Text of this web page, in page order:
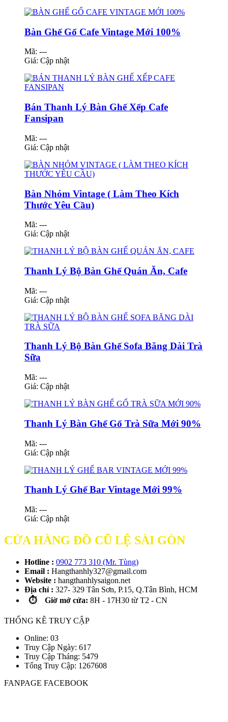
Bàn Ghế Gổ Cafe Vintage Mới 100%
Mã: ---
Giá: Cập nhật
Bán Thanh Lý Bàn Ghế Xếp Cafe
Fansipan
Mã: ---
Giá: Cập nhật
Bàn Nhóm Vintage ( Làm Theo Kích
Thước Yêu Cầu)
Mã: ---
Giá: Cập nhật
Thanh Lý Bộ Bàn Ghế Quán Ăn, Cafe
Mã: ---
Giá: Cập nhật
Thanh Lý Bộ Bàn Ghế Sofa Băng Dài Trà
Sữa
Mã: ---
Giá: Cập nhật
Thanh Lý Bàn Ghế Gổ Trà Sữa Mới 90%
Mã: ---
Giá: Cập nhật
Thanh Lý Ghế Bar Vintage Mới 99%
Mã: ---
Giá: Cập nhật
CỬA HÀNG ĐỒ CŨ LỆ SÀI GÒN
Hotline : 0902 773 310 (Mr. Tùng)
Email : Hangthanhly327@gmail.com
Website : hangthanhlysaigon.net
Địa chỉ : 327- 329 Tân Sơn, P.15, Q.Tân Bình, HCM
⏱️ Giờ mở cửa: 8H - 17H30 từ T2 - CN
THỐNG KÊ TRUY CẬP
Online: 03
Truy Cập Ngày: 617
Truy Cập Tháng: 5479
Tổng Truy Cập: 1 267608
FANPAGE FACEBOOK